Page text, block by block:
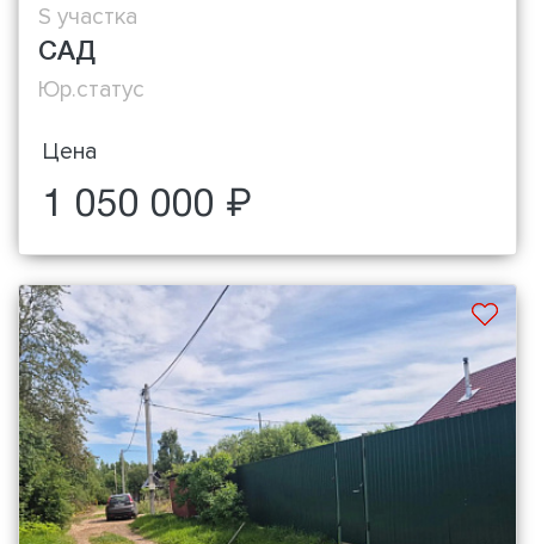
S участка
САД
Юр.статус
Цена
1 050 000 ₽